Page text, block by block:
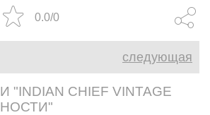
то есть,
PowerBand
0.0/0
следующая
CHIEF VINTAGE